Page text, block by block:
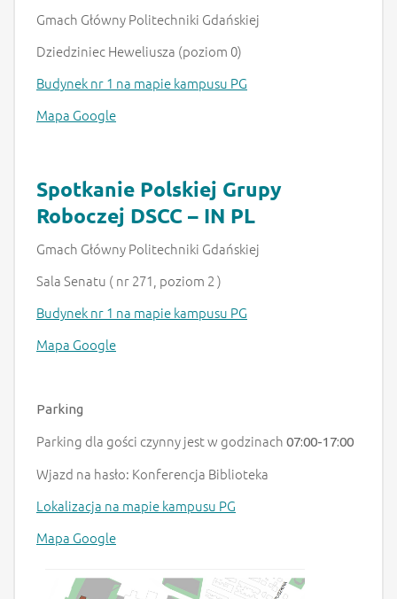
Gmach Główny Politechniki Gdańskiej
Dziedziniec Heweliusza (poziom 0)
Budynek nr 1 na mapie kampusu PG
Mapa Google
Spotkanie Polskiej Grupy
Roboczej DSCC – IN PL
Gmach Główny Politechniki Gdańskiej
Sala Senatu ( nr 271, poziom 2 )
Budynek nr 1 na mapie kampusu PG
Mapa Google
Parking
Parking dla gości czynny jest w godzinach 07:00-17:00
Wjazd na hasło: Konferencja Biblioteka
Lokalizacja na mapie kampusu PG
Mapa Google